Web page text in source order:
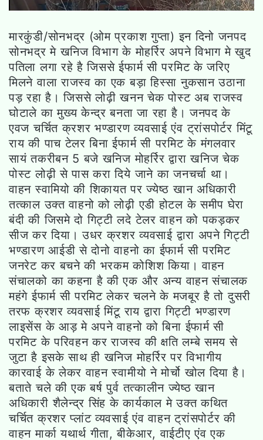
मारकुंडी/सोनभद्र (ओम प्रकाश गुप्ता) इन दिनो जनपद
सोनभद्र मे खनिज विभाग के मोहर्रिर अपने विभाग मे खुद
पतिला लगा रहे है जिससे ईफार्म सी परमिट के जरिए
मिलने वाला राजस्व का एक बड़ा हिस्सा नुकसान उठाना
पड़ रहा है। जिससे लोढ़ी खनन चेक पोस्ट अब राजस्व
घोटाले का मुख्य केन्द्र बनता जा रहा है। जनपद के
एवज चर्चित क्रशर भण्डारण व्यवसाई एंव ट्रांसपोर्टर मिंटू
राय की पाच टेलर बिना ईफार्म सी परमिट के मंगलवार
सायं तकरीबन 5 बजे खनिज मोहर्रिर द्वारा खनिज चेक
पोस्ट लोढ़ी से पास करा दिये जाने का जनचर्चा था।
वाहन स्वामियो की शिकायत पर ज्येष्ठ खान अधिकारी
तत्काल उक्त वाहनो को लोढ़ी एडी होटल के समीप घेरा
बंदी की जिसमे दो गिट्टी लदे टेलर वाहन को पकड़कर
सीज कर दिया। उधर क्रशर व्यवसाई द्वारा अपने गिट्टी
भण्डारण आईडी से दोनो वाहनो का ईफार्म सी परमिट
जनरेट कर बचने की भरकम कोशिश किया। वाहन
संचालको का कहना है की एक और अन्य वाहन संचालक
महंगे ईफार्म सी परमिट लेकर चलने के मजबूर है तो दुसरी
तरफ क्रशर व्यवसाई मिंटू राय द्वारा गिट्टी भण्डारण
लाइसेंस के आड़ मे अपने वाहनो को बिना ईफार्म सी
परमिट के परिवहन कर राजस्व की क्षति लम्बे समय से
जुटा है इसके साथ ही खनिज मोहर्रिर पर विभागीय
कारवाई के लेकर वाहन स्वामीयो ने मोर्चो खोल दिया है।
बताते चले की एक बर्ष पुर्व तत्कालीन ज्येष्ठ खान
अधिकारी शैलेन्द्र सिंह के कार्यकाल मे उक्त कथित
चर्चित क्रशर प्लांट व्यवसाई एंव वाहन ट्रांसपोर्टर की
वाहन मार्का यथार्थ गीता, बीकेआर, वाईटीए एंव एक